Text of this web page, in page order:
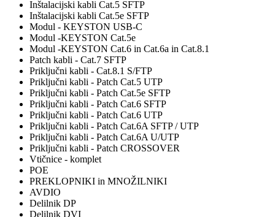
Inštalacijski kabli Cat.5 SFTP
Inštalacijski kabli Cat.5e SFTP
Modul - KEYSTON USB-C
Modul -KEYSTON Cat.5e
Modul -KEYSTON Cat.6 in Cat.6a in Cat.8.1
Patch kabli - Cat.7 SFTP
Priključni kabli - Cat.8.1 S/FTP
Priključni kabli - Patch Cat.5 UTP
Priključni kabli - Patch Cat.5e SFTP
Priključni kabli - Patch Cat.6 SFTP
Priključni kabli - Patch Cat.6 UTP
Priključni kabli - Patch Cat.6A SFTP / UTP
Priključni kabli - Patch Cat.6A U/UTP
Priključni kabli - Patch CROSSOVER
Vtičnice - komplet
POE
PREKLOPNIKI in MNOŽILNIKI
AVDIO
Delilnik DP
Delilnik DVI